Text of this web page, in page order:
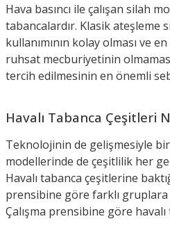
Hava basıncı ile çalışan silah
tabancalardır. Klasik ateşleme
kullanımının kolay olması ve
ruhsat mecburiyetinin
tercih edilmesinin en önemli
Havalı Tabanca Çeşitleri
Teknolojinin de gelişmesiyle
modellerinde de çeşitlilik her
Havalı tabanca çeşitlerine
prensibine göre farklı gruplara
Çalışma prensibine göre havalı